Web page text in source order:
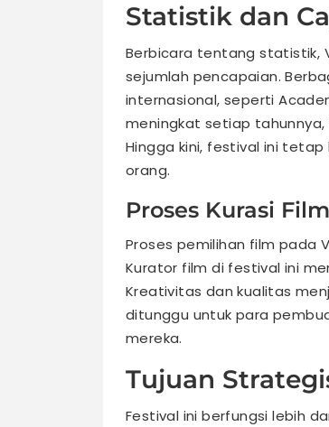
Statistik dan
Berbicara tentang statistik,
sejumlah pencapaian.
internasional, seperti
meningkat setiap
Hingga kini, festival ini
orang.
Proses Kurasi
Proses pemilihan film pada
Kurator film di festival ini
Kreativitas dan kualitas
ditunggu untuk para
mereka.
Tujuan
Festival ini berfungsi lebih